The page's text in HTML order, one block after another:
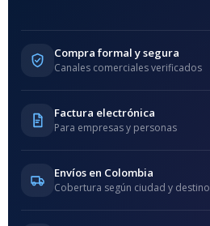
Compra formal y segura
Canales comerciales verificados
Factura electrónica
Para empresas y personas
Envíos en Colombia
Cobertura según ciudad y destino